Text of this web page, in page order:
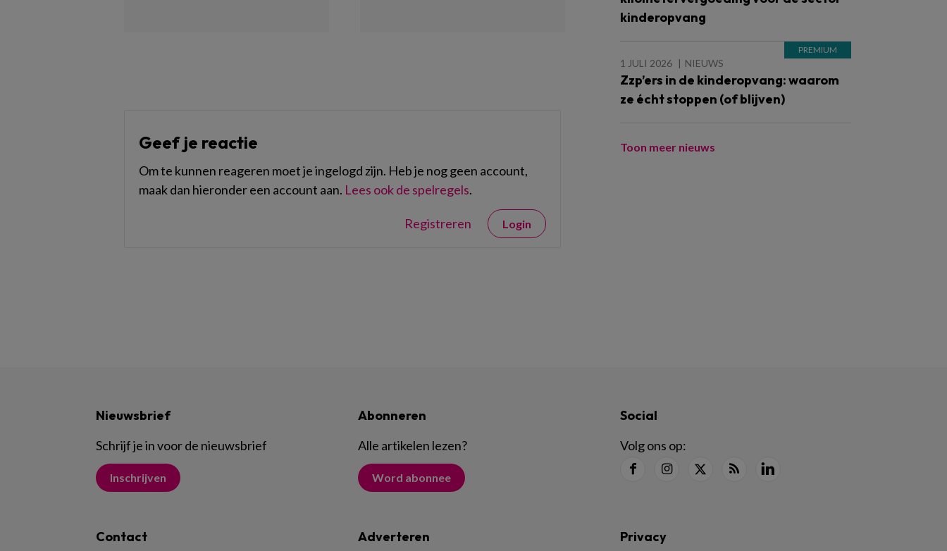
Geef je reactie
Om te kunnen reageren moet je ingelogd zijn. Heb je nog geen account,
maak dan hieronder een account aan. Lees ook de spelregels.
Registreren Login
kinderopvang
1 JULI 2026 NIEUWS
Zzp’ers in de kinderopvang: waarom
ze écht stoppen (of blijven)
Toon meer nieuws
Nieuwsbrief
Schrijf je in voor de nieuwsbrief
Inschrijven
Abonneren
Alle artikelen lezen?
Word abonnee
Social
Volg ons op:
Contact Adverteren Privacy